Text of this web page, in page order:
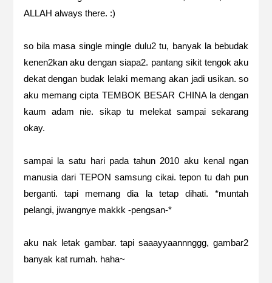
ALLAH always there. :)
so bila masa single mingle dulu2 tu, banyak la bebudak
kenen2kan aku dengan siapa2. pantang sikit tengok aku
dekat dengan budak lelaki memang akan jadi usikan. so
aku memang cipta TEMBOK BESAR CHINA la dengan
kaum adam nie. sikap tu melekat sampai sekarang
okay.
sampai la satu hari pada tahun 2010 aku kenal ngan
manusia dari TEPON samsung cikai. tepon tu dah pun
berganti. tapi memang dia la tetap dihati. *muntah
pelangi, jiwangnye makkk -pengsan-*
aku nak letak gambar. tapi saaayyaannnggg, gambar2
banyak kat rumah. haha~